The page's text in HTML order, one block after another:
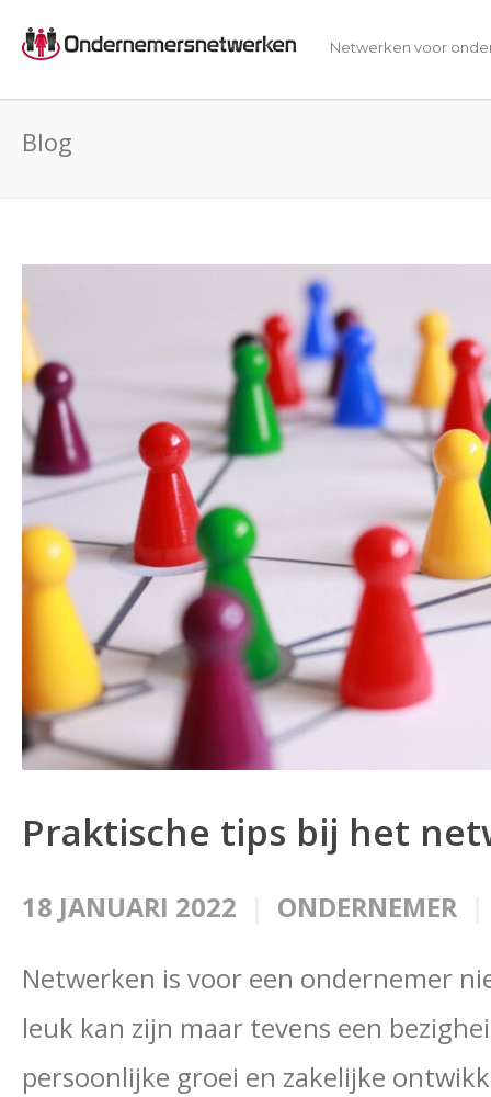
Netwerken voor
Blog
Praktische tips bij het
18 JANUARI 2022 ONDERNEMER
Netwerken is voor een ondernemer
leuk kan zijn maar tevens een
persoonlijke groei en zakelijke